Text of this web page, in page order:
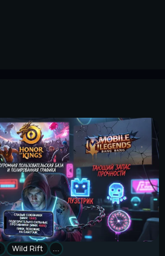
Wild Rift